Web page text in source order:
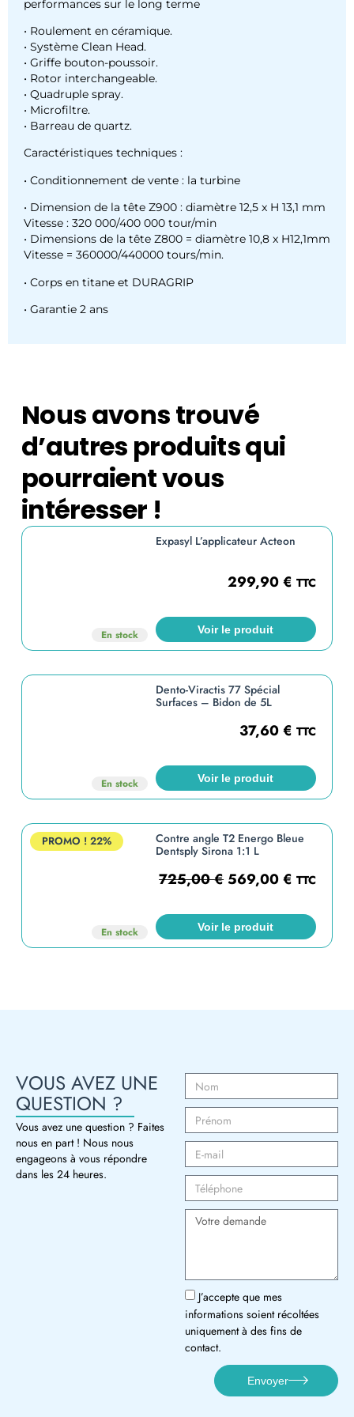
performances sur le long terme
• Roulement en céramique.
• Système Clean Head.
• Griffe bouton-poussoir.
• Rotor interchangeable.
• Quadruple spray.
• Microfiltre.
• Barreau de quartz.
Caractéristiques techniques :
• Conditionnement de vente : la turbine
• Dimension de la tête Z900 : diamètre 12,5 x H 13,1 mm
Vitesse : 320 000/400 000 tour/min
• Dimensions de la tête Z800 = diamètre 10,8 x H12,1mm
Vitesse = 360000/440000 tours/min.
• Corps en titane et DURAGRIP
• Garantie 2 ans
Nous avons trouvé
d’autres produits qui
pourraient vous
intéresser !
En stock
Expasyl L’applicateur Acteon
299,90€ TTC
Voir le produit
En stock
Dento-Viractis 77 Spécial
Surfaces – Bidon de 5L
37,60€ TTC
Voir le produit
PROMO ! 22%
En stock
Contre angle T2 Energo Bleue
Dentsply Sirona 1:1 L
725,00€ 569,00€ TTC
Voir le produit
VOUS AVEZ UNE
QUESTION ?
Vous avez une question ? Faites
nous en part ! Nous nous
engageons à vous répondre
dans les 24 heures.
J’accepte que mes
informations soient récoltées
uniquement à des fins de
contact.
Envoyer